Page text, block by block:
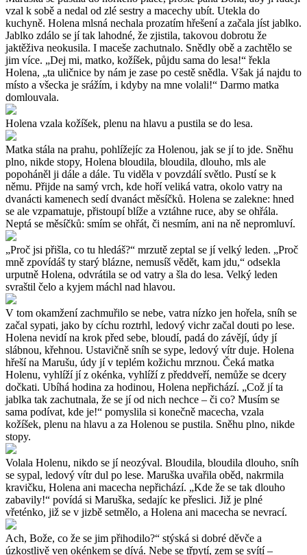
vzal k sobě a nedal od zlé sestry a macechy ubít. Utekla do
kuchyně. Holena mlsná nechala prozatím hřešení a začala jíst jablko.
Jablko zdálo se jí tak lahodné, že zjistila, takovou dobrotu že
jaktěživa neokusila. I maceše zachutnalo. Snědly obě a zachtělo se
jim více. „Dej mi, matko, kožíšek, půjdu sama do lesa!“ řekla
Holena, „ta uličnice by nám je zase po cestě snědla. Však já najdu to
místo a všecka je srážím, i kdyby na mne volali!“ Darmo matka
domlouvala.
Holena vzala kožíšek, plenu na hlavu a pustila se do lesa.
Matka stála na prahu, pohlížejíc za Holenou, jak se jí to jde. Sněhu
plno, nikde stopy, Holena bloudila, bloudila, dlouho, mls ale
popoháněl ji dále a dále. Tu viděla v povzdálí světlo. Pustí se k
němu. Přijde na samý vrch, kde hoří veliká vatra, okolo vatry na
dvanácti kamenech sedí dvanáct měsíčků. Holena se zalekne: hned
se ale vzpamatuje, přistoupí blíže a vztáhne ruce, aby se ohřála.
Neptá se měsíčků: smím se ohřát, či nesmím, ani na ně nepromluví.
„Proč jsi přišla, co tu hledáš?“ mrzutě zeptal se jí velký leden. „Proč
mně zpovídáš ty starý blázne, nemusíš vědět, kam jdu,“ odsekla
urputně Holena, odvrátila se od vatry a šla do lesa. Velký leden
svraštil čelo a kyjem máchl nad hlavou.
V tom okamžení zachmuřilo se nebe, vatra nízko jen hořela, sníh se
začal sypati, jako by cíchu roztrhl, ledový vichr začal douti po lese.
Holena nevidí na krok před sebe, bloudí, padá do závějí, údy jí
slábnou, křehnou. Ustavičně sníh se sype, ledový vítr duje. Holena
hřeší na Marušu, údy jí v teplém kožichu mrznou. Čeká matka
Holenu, vyhlíží jí z okénka, vyhlíží z předdveří, nemůže se dcery
dočkati. Ubíhá hodina za hodinou, Holena nepřichází. „Což jí ta
jablka tak zachutnala, že se jí od nich nechce – či co? Musím se
sama podívat, kde je!“ pomyslila si konečně macecha, vzala
kožíšek, plenu na hlavu a za Holenou se pustila. Sněhu plno, nikde
stopy.
Volala Holenu, nikdo se jí neozýval. Bloudila, bloudila dlouho, sníh
se sypal, ledový vítr dul po lese. Maruška uvařila oběd, nakrmila
kravičku, Holena ani macecha nepřichází. „Kde že se tak dlouho
zabavily!“ povídá si Maruška, sedajíc ke přeslici. Již je plné
vřeténko, již se v jizbě setmělo, a Holena ani macecha se nevrací.
Ach, Bože, co že se jim přihodilo?“ stýská si dobré děvče a
úzkostlivě ven okénkem se dívá. Nebe se třpytí, zem se svítí –